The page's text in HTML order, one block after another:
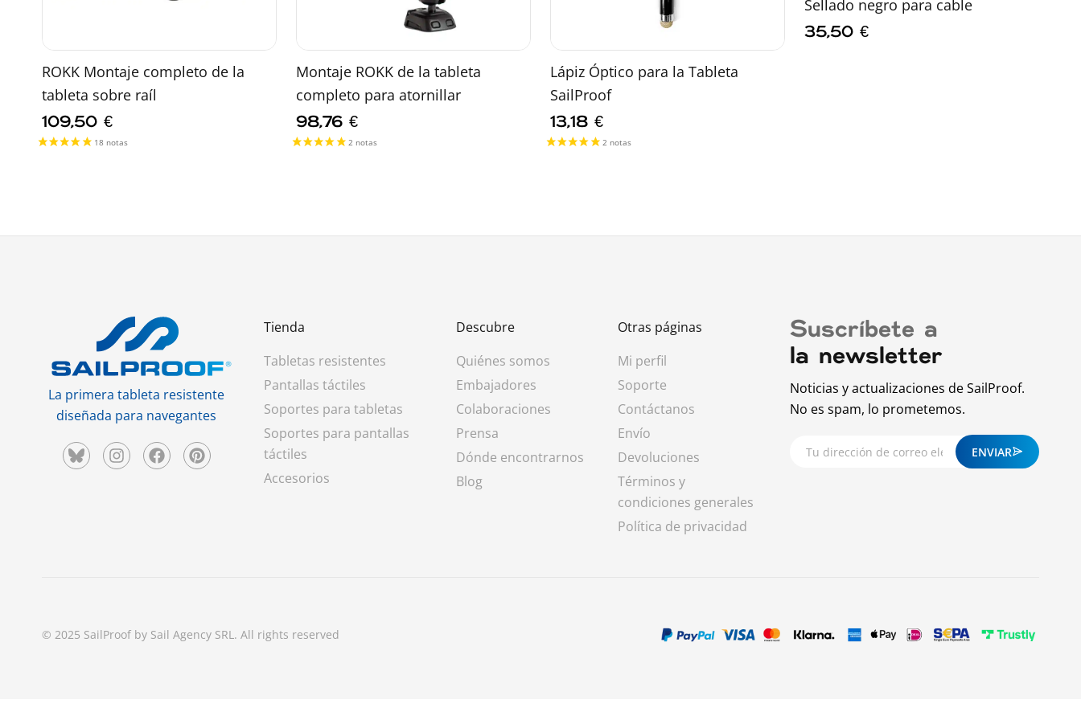
ROKK Montaje completo de la
tableta sobre raíl
109,50 €
Montaje ROKK de la tableta
completo para atornillar
98,76 €
Lápiz Óptico para la Tableta
SailProof
13,18 €
Sellado negro para cable
35,50 €
La primera tableta resistente
diseñada para navegantes
Tienda
Tabletas resistentes
Pantallas táctiles
Soportes para tabletas
Soportes para pantallas
táctiles
Accesorios
Descubre
Quiénes somos
Embajadores
Colaboraciones
Prensa
Dónde encontrarnos
Blog
Otras páginas
Mi perfil
Soporte
Contáctanos
Envío
Devoluciones
Términos y
condiciones generales
Política de privacidad
Suscríbete a
la newsletter
Noticias y actualizaciones de SailProof.
No es spam, lo prometemos.
ENVIAR
© 2025 SailProof by Sail Agency SRL. All rights reserved